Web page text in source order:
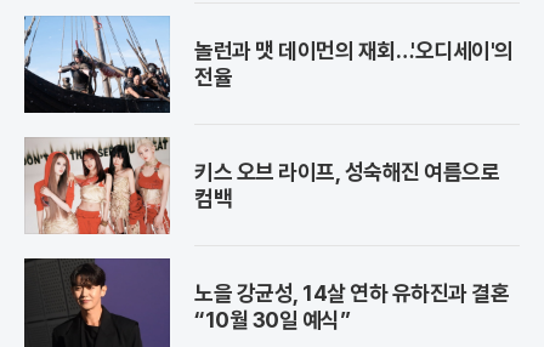
놀런과 맷 데이먼의 재회…'오디세이'의
전율
키스 오브 라이프, 성숙해진 여름으로
컴백
노을 강균성, 14살 연하 유하진과 결혼
“10월 30일 예식”